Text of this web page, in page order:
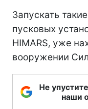
Запускать
пусковых
HIMARS, уже
вооружении
Не
наши